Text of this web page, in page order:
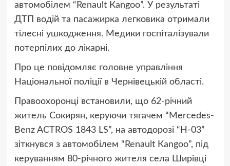
автомобілем “Renault Кangoo”. У результаті
ДТП водій та пасажирка легковика отримали
тілесні ушкодження. Медики госпіталізували
потерпілих до лікарні.
Про це повідомляє головне управління
Національної поліції в Чернівецькій області.
Правоохоронці встановили, що 62-річний
житель Сокирян, керуючи тягачем “Mercedes-
Benz ACTROS 1843 LS”, на автодорозі “Н-03”
зіткнувся з автомобілем “Renault Кangoo”, під
керуванням 80-річного жителя села Ширівці